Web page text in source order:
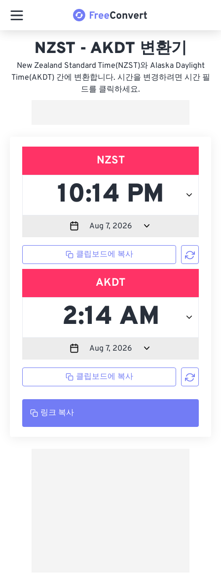
NZST - AKDT 변환기
New Zealand Standard Time(NZST)와 Alaska Daylight
Time(AKDT) 간에 변환합니다. 시간을 변경하려면 시간 필
드를 클릭하세요.
NZST
클립보드에 복사
AKDT
클립보드에 복사
링크 복사